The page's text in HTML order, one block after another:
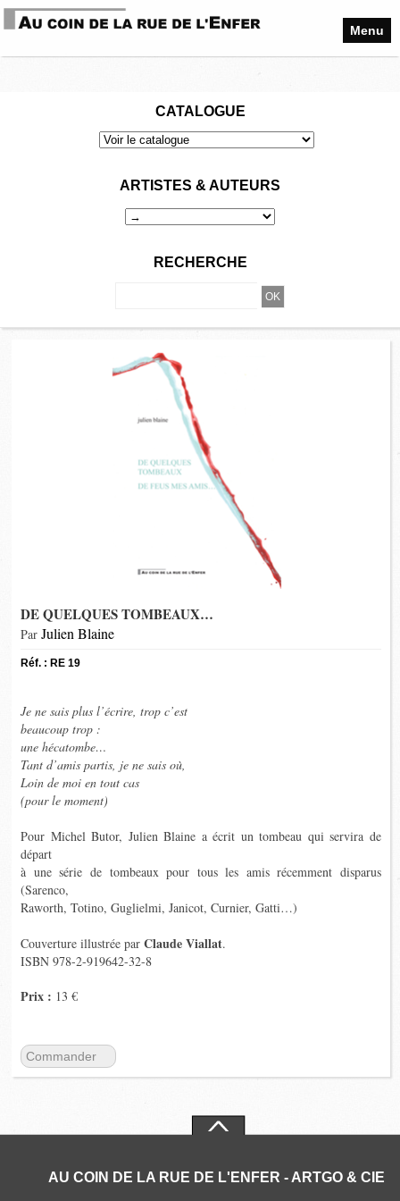
Menu
CATALOGUE
ARTISTES & AUTEURS
RECHERCHE
DE QUELQUES TOMBEAUX…
Par Julien Blaine
Réf. : RE 19
Je ne sais plus l’écrire, trop c’est
beaucoup trop :
une hécatombe…
Tant d’amis partis, je ne sais où,
Loin de moi en tout cas
(pour le moment)
Pour Michel Butor, Julien Blaine a écrit un tombeau qui servira de
départ
à une série de tombeaux pour tous les amis récemment disparus
(Sarenco,
Raworth, Totino, Guglielmi, Janicot, Curnier, Gatti…)
Couverture illustrée parClaude Viallat.
ISBN 978-2-919642-32-8
Prix : 13 €
Commander
AU COIN DE LA RUE DE L'ENFER - ARTGO & CIE